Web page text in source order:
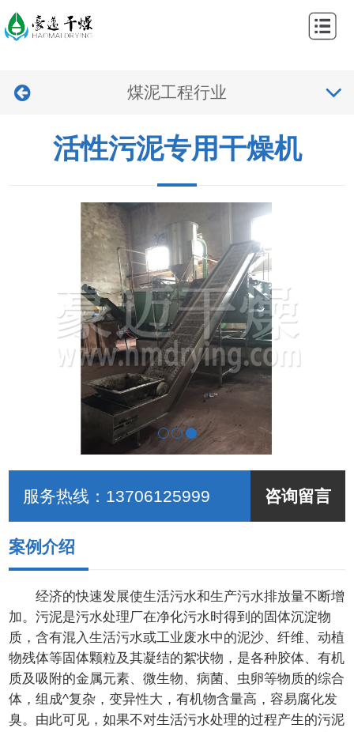
网
煤泥工程行业
活性污泥专用干燥机
服务热线： 13706125999 咨询留言
案例介绍
经济的快速发展使生活污水和生产污水排放量不断增
加。污泥是污水处理厂在净化污水时得到的固体沉淀物
质，含有混入生活污水或工业废水中的泥沙、纤维、动植
物残体等固体颗粒及其凝结的絮状物，是各种胶体、有机
质及吸附的金属元素、微生物、病菌、虫卵等物质的综合
体，组成^复杂，变异性大，有机物含量高，容易腐化发
臭。由此可见，如果不对生活污水处理的过程产生的污泥